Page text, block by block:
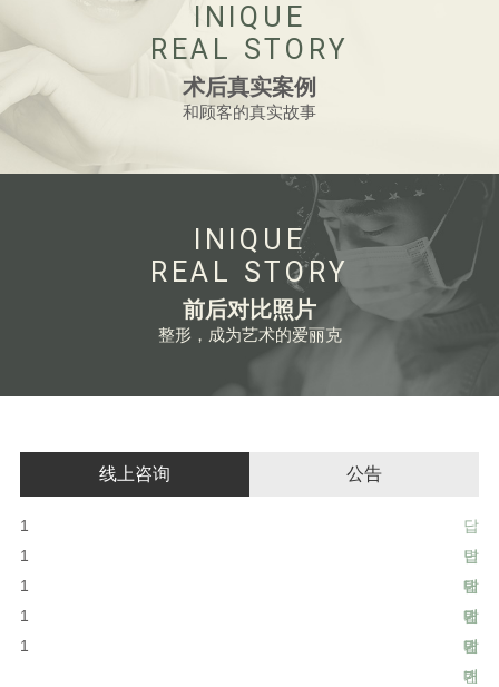
INIQUE
REAL STORY
术后真实案例
和顾客的真实故事
INIQUE
REAL STORY
前后对比照片
整形，成为艺术的爱丽克
线上咨询
1
답
변
대
기
1
답
변
대
기
1
답
변
대
기
1
답
변
대
1
답
변
公告